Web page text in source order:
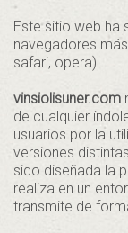
Este sitio web ha
navegadores
safari, opera).
vinsiolisuner.com
de cualquier
usuarios por la
versiones
sido diseñada la
realiza en un
transmite de